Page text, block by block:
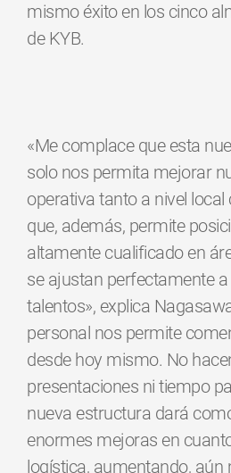
mismo éxito en los cinco
de KYB.
«Me complace que esta
solo nos permita mejorar
operativa tanto a nivel
que, además, permite
altamente cualificado en
se ajustan perfectamente
talentos», explica
personal nos permite
desde hoy mismo. No
presentaciones ni tiempo
nueva estructura dará
enormes mejoras en
logística, aumentando, aún